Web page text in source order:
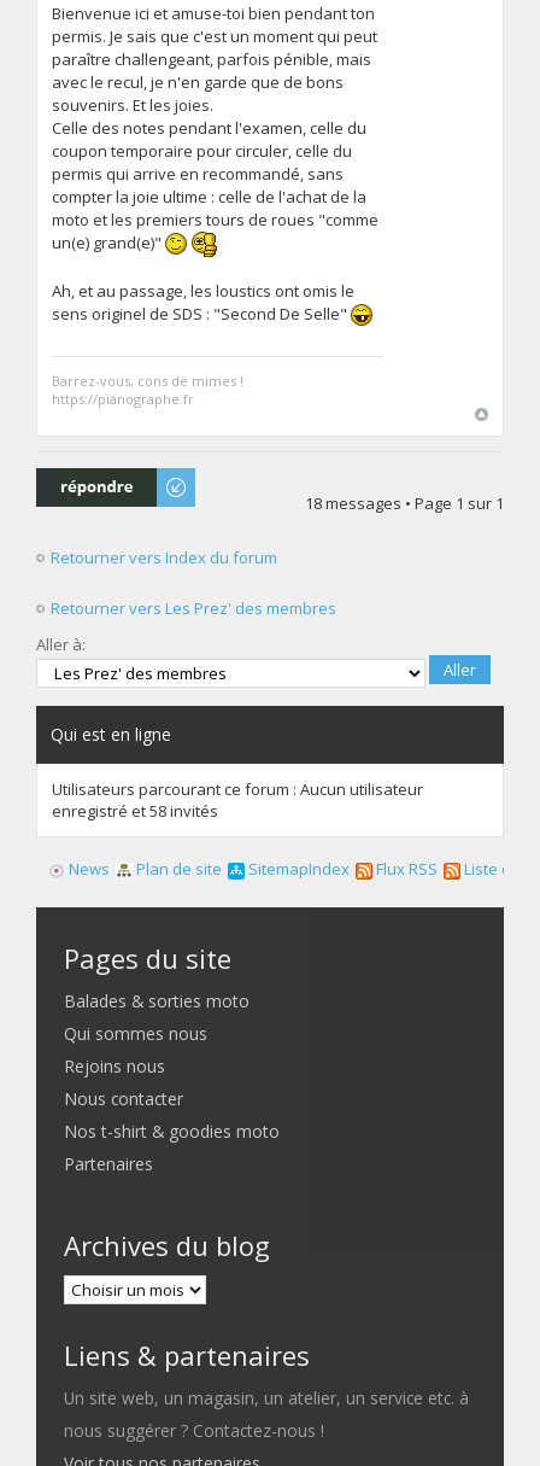
Bienvenue ici et amuse-toi bien pendant ton
permis. Je sais que c'est un moment qui peut
paraître challengeant, parfois pénible, mais
avec le recul, je n'en garde que de bons
souvenirs. Et les joies.
Celle des notes pendant l'examen, celle du
coupon temporaire pour circuler, celle du
permis qui arrive en recommandé, sans
compter la joie ultime : celle de l'achat de la
moto et les premiers tours de roues "comme
un(e) grand(e)"
Ah, et au passage, les loustics ont omis le
sens originel de SDS : "Second De Selle"
Barrez-vous, cons de mimes !
https://pianographe.fr
Répondre
18 messages • Page 1 sur 1
Retourner vers Index du forum
Retourner vers Les Prez' des membres
Aller à:
Qui est en ligne
Utilisateurs parcourant ce forum : Aucun utilisateur
enregistré et 58 invités
News Plan de site SitemapIndex Flux RSS Liste des
Pages du site
Balades & sorties moto
Qui sommes nous
Rejoins nous
Nous contacter
Nos t-shirt & goodies moto
Partenaires
Archives du blog
Liens & partenaires
Un site web, un magasin, un atelier, un service etc. à
nous suggérer ? Contactez-nous !